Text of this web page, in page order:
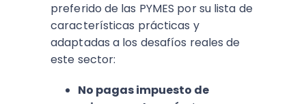
preferido de las PYMES por su lista de
características prácticas y
adaptadas a los desafíos reales de
este sector:
No pagas impuesto de